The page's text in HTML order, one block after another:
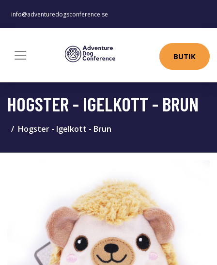
info@adventuredogsconference.se
BUTIK
HOGSTER - IGELKOTT - BRUN
Hogster - Igelkott - Brun